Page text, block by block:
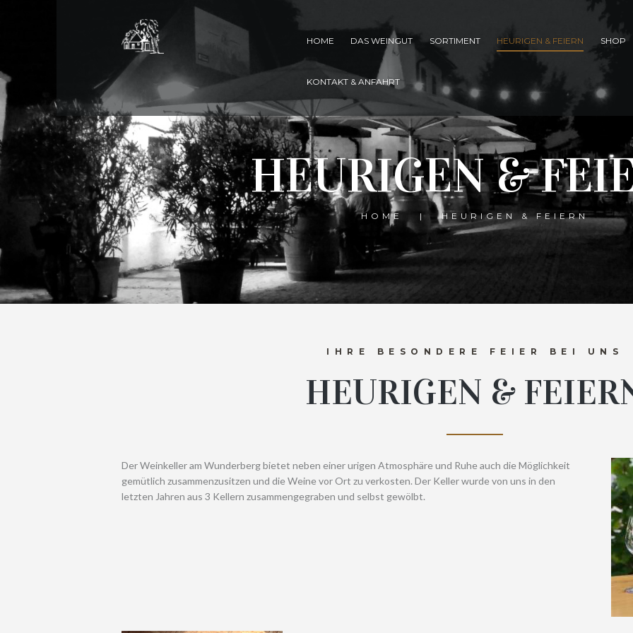
HOME DAS WEINGUT SORTIMENT HEURIGEN & FEIERN SHOP
KONTAKT & ANFAHRT
HEURIGEN &
HOME HEURIGEN & FEIERN
IHRE BESONDERE FEIER BEI UNS
HEURIGEN &
Der Weinkeller am Wunderberg bietet neben einer urigen Atmosphäre und Ruhe auch die Möglichkeit
gemütlich zusammenzusitzen und die Weine vor Ort zu verkosten. Der Keller wurde von uns in den
letzten Jahren aus 3 Kellern zusammengegraben und selbst gewölbt.